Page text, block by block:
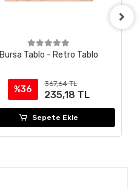
Bursa Tablo - Retro Tablo
%36
367,64 TL
235,18 TL
Sepete Ekle